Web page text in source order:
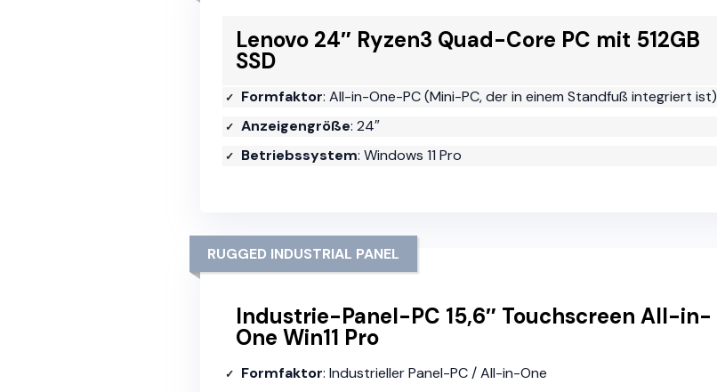
Lenovo 24″ Ryzen3 Quad-Core PC mit 512GB
SSD
Formfaktor: All-in-One-PC (Mini-PC, der in einem Standfuß integriert ist)
Anzeigengröße: 24″
Betriebssystem: Windows 11 Pro
Industrie-Panel-PC 15,6″ Touchscreen All-in-
One Win11 Pro
RUGGED INDUSTRIAL PANEL
Formfaktor: Industrieller Panel-PC / All-in-One